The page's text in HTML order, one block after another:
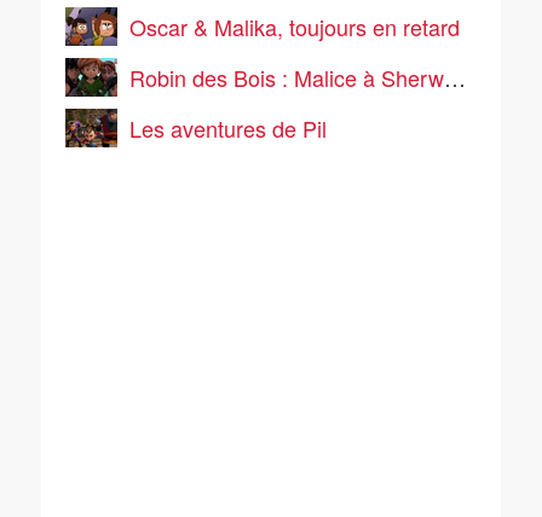
Oscar & Malika, toujours en retard
Robin des Bois : Malice à Sherwood
Les aventures de Pil